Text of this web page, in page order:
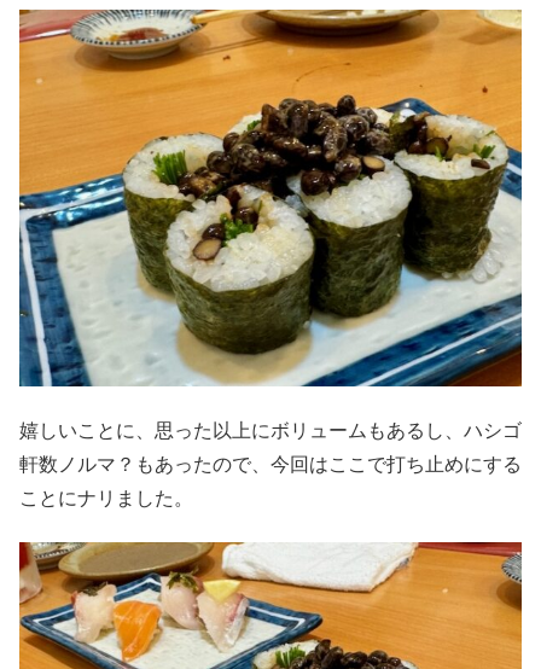
嬉しいことに、思った以上にボリュームもあるし、ハシゴ
軒数ノルマ？もあったので、今回はここで打ち止めにする
ことにナリました。